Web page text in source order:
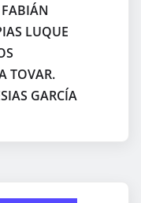
LUQUE
TOVAR.
GARCÍA